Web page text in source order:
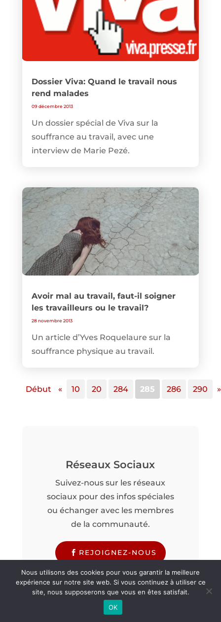
Dossier Viva: Quand le travail nous
rend malades
09 décembre 2013
Un dossier spécial de Viva sur la
souffrance au travail, avec une
interview de Marie Pezé.
Avoir mal au travail, faut-il soigner
les travailleurs ou le travail?
28 novembre 2013
Un article d’Yves Roquelaure sur la
souffrance physique au travail.
Début « 10 20 284 285 286 290 »
Réseaux Sociaux
Suivez-nous sur les réseaux
sociaux pour des infos spéciales
ou échanger avec les membres
de la communauté.
REJOIGNEZ-NOUS
Nous utilisons des cookies pour vous garantir la meilleure
expérience sur notre site web. Si vous continuez à utiliser ce
site, nous supposerons que vous en êtes satisfait.
OK